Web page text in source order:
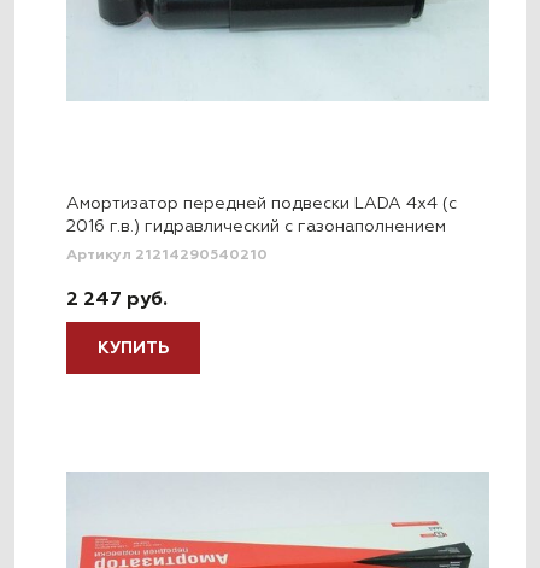
Амортизатор передней подвески LADA 4x4 (с
2016 г.в.) гидравлический с газонаполнением
Артикул 21214290540210
2 247 руб.
КУПИТЬ